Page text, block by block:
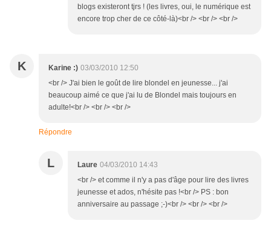
blogs existeront tjrs ! (les livres, oui, le numérique est
encore trop cher de ce côté-là)<br /> <br /> <br />
K Karine :) 03/03/2010 12:50
<br /> J'ai bien le goût de lire blondel en jeunesse... j'ai
beaucoup aimé ce que j'ai lu de Blondel mais toujours en
adulte!<br /> <br /> <br />
Répondre
L Laure 04/03/2010 14:43
<br /> et comme il n'y a pas d'âge pour lire des livres
jeunesse et ados, n'hésite pas !<br /> PS : bon
anniversaire au passage ;-)<br /> <br /> <br />